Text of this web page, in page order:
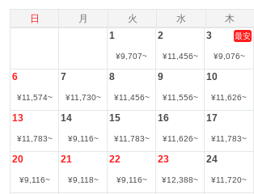
日 月 火 水 木
1
¥9,707~
2
¥11,456~
3 最安
¥9,076~
6
¥11,574~
7
¥11,730~
8
¥11,456~
9
¥11,556~
10
¥11,626~
13
¥11,783~
14
¥9,116~
15
¥11,783~
16
¥11,626~
17
¥11,783~
20
¥9,116~
21
¥9,118~
22
¥9,116~
23
¥12,388~
24
¥11,720~